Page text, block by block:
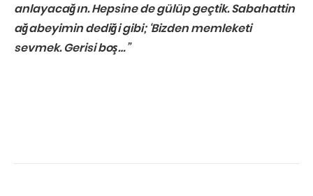
anlayacağın. Hepsine de gülüp geçtik. Sabahattin
ağabeyimin dediği gibi; ‘Bizden memleketi
sevmek. Gerisi boş…”